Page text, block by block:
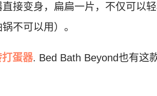
接变身，扁扁一片，不仅可以
不可以用）。
打蛋器. Bed Bath Beyond也有这款